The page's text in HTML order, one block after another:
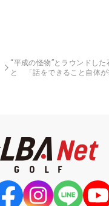
“平成の怪物”とラウンドした
と 「話をできること自体が